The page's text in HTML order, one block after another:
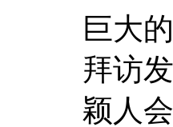
巨大
拜访
颖人